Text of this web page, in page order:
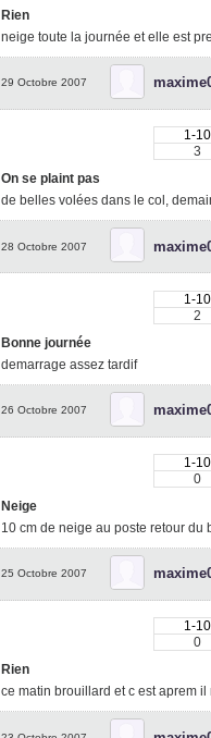
Rien
neige toute la journée et elle est
29 Octobre 2007
1-10
3
On se plaint pas
de belles volées dans le col,
28 Octobre 2007
1-10
2
Bonne journée
demarrage assez tardif
26 Octobre 2007
1-10
0
Neige
10 cm de neige au poste retour du
25 Octobre 2007
1-10
0
Rien
ce matin brouillard et c est aprem